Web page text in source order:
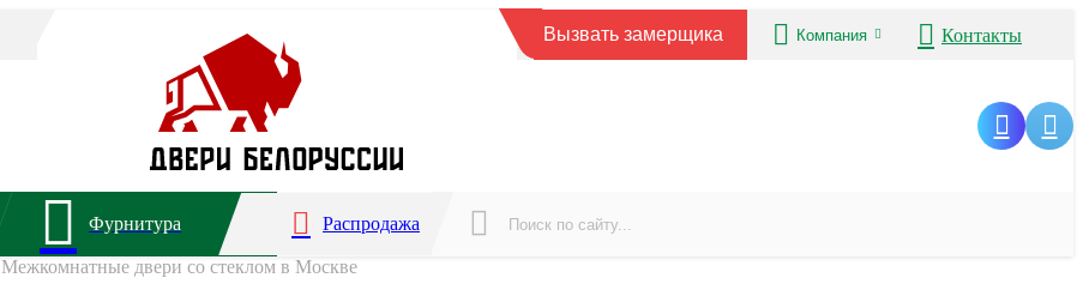
Вызвать замерщика Компания Контакты
Фурнитура Распродажа
Межкомнатные двери со стеклом в Москве